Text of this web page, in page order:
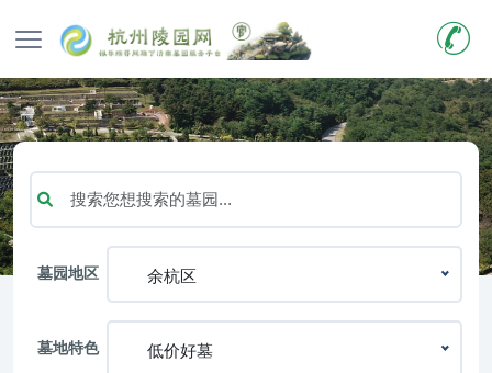
墓园地区 余杭区
墓地特色 低价好墓